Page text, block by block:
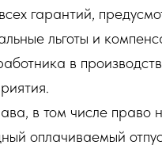
гарантий,
льготы и
в
в том числе право
оплачиваемый